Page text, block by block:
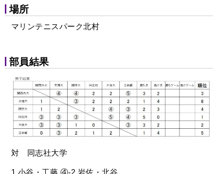
場所
マリンテニスパーク北村
部員結果
対 同志社大学
1 小谷・工藤 ④-2 岩佐・北谷